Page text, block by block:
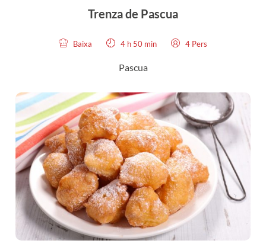
Trenza de Pascua
Baixa 4 h 50 min 4 Pers
Pascua